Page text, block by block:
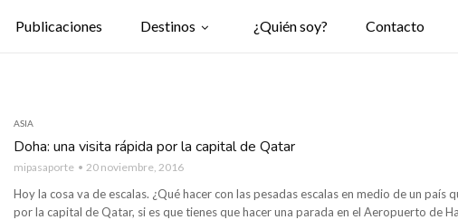
Publicaciones Destinos ¿Quién soy? Contacto
ASIA
Doha: una visita rápida por la capital de Qatar
mipasaporte 20 noviembre, 2016
Hoy la cosa va de escalas. ¿Qué hacer con las pesadas escalas en medio de un
por la capital de Qatar, si es que tienes que hacer una parada en el Aeropuerto de